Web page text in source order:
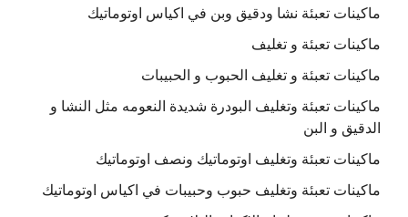
ماكينات تعبئة نشا ودقيق وبن في اكياس اوتوماتيك
ماكينات تعبئة و تغليف
ماكينات تعبئة و تغليف الحبوب و الحبيبات
ماكينات تعبئة وتغليف البودرة شديدة النعومه مثل النشا و
الدقيق و البن
ماكينات تعبئة وتغليف اوتوماتيك ونصف اوتوماتيك
ماكينات تعبئة وتغليف حبوب وحبيبات في اكياس اوتوماتيك